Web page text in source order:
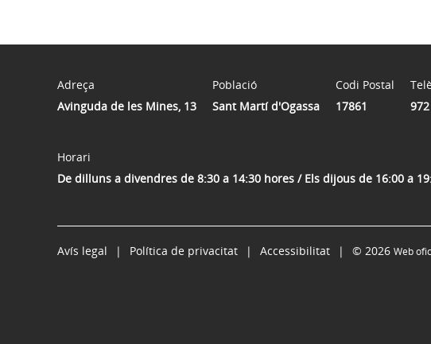
Adreça
Avinguda de les Mines, 13
Població
Sant Martí d'Ogassa
Codi Postal
17861
Horari
De dilluns a divendres de 8:30 a 14:30 hores / Els dijous de 16:00 a
Avís legal Política de privacitat Accessibilitat © 2026 Web